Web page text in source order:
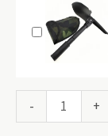
-
quantité
de
+